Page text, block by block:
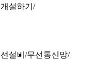
설하기
설비
무선통신망